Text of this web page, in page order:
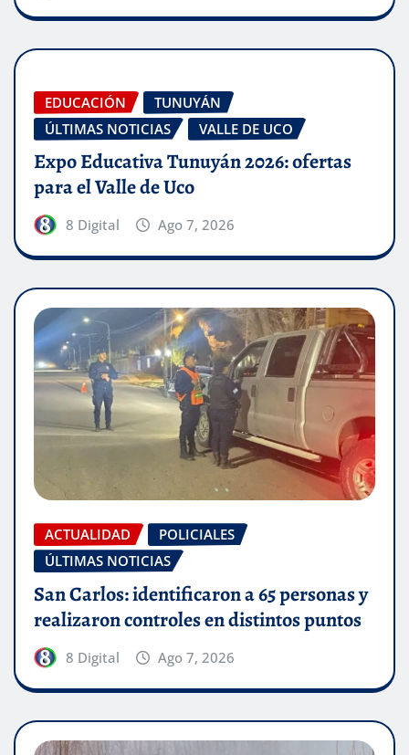
EDUCACIÓN
TUNUYÁN
ÚLTIMAS NOTICIAS
VALLE DE UCO
Expo Educativa Tunuyán 2026: ofertas
para el Valle de Uco
8 Digital Ago 7, 2026
ACTUALIDAD
POLICIALES
ÚLTIMAS NOTICIAS
San Carlos: identificaron a 65 personas y
realizaron controles en distintos puntos
8 Digital Ago 7, 2026